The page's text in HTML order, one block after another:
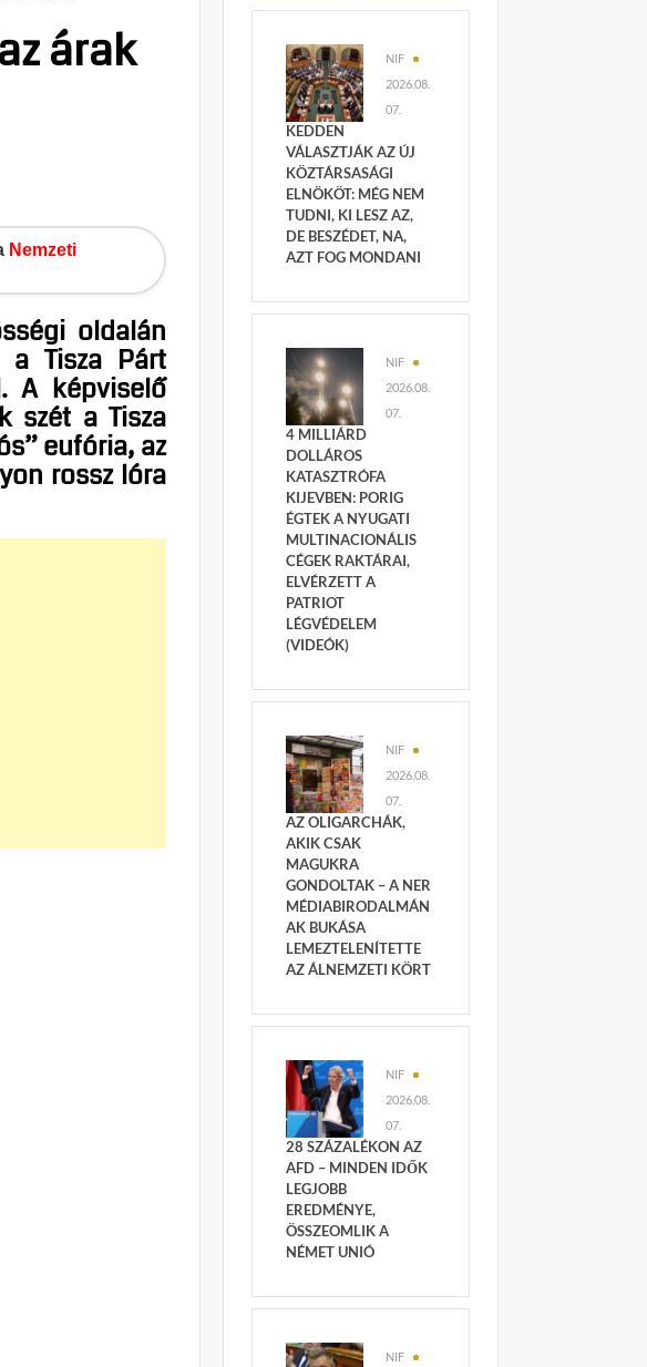
árak
Nemzeti
oldalán
Tisza Párt
A képviselő
szét a Tisza
eufória, az
rossz lóra
NIF
2026.08.
07.
KEDDEN
VÁLASZTJÁK AZ ÚJ
KÖZTÁRSASÁGI
ELNÖKÖT: MÉG NEM
TUDNI, KI LESZ AZ,
DE BESZÉDET, NA,
AZT FOG MONDANI
NIF
2026.08.
07.
4 MILLIÁRD
DOLLÁROS
KATASZTRÓFA
KIJEVBEN: PORIG
ÉGTEK A NYUGATI
MULTINACIONÁLIS
CÉGEK RAKTÁRAI,
ELVÉRZETT A
PATRIOT
LÉGVÉDELEM
(VIDEÓK)
NIF
2026.08.
07.
AZ OLIGARCHÁK,
AKIK CSAK
MAGUKRA
GONDOLTAK – A NER
MÉDIABIRODALMÁN
AK BUKÁSA
LEMEZTELENÍTETTE
AZ ÁLNEMZETI KÖRT
NIF
2026.08.
07.
28 SZÁZALÉKON AZ
AFD – MINDEN IDŐK
LEGJOBB
EREDMÉNYE,
ÖSSZEOMLIK A
NÉMET UNIÓ
NIF